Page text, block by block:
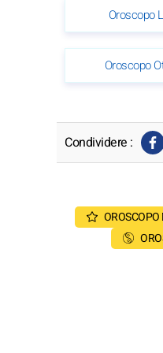
Oroscopo
Oroscopo
Condividere :
OROSCOPO